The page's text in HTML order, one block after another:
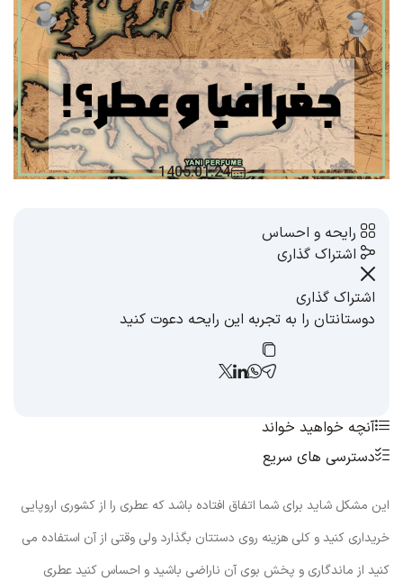
1405.01.24
رایحه و احساس
اشتراک گذاری
اشتراک گذاری
دوستانتان را به تجربه این رایحه دعوت کنید
آنچه خواهید خواند
دسترسی های سریع
این مشکل شاید برای شما اتفاق افتاده باشد که عطری را از کشوری اروپایی
خریداری کنید و کلی هزینه روی دستتان بگذارد ولی وقتی از آن استفاده می
کنید از ماندگاری و پخش بوی آن ناراضی باشید و احساس کنید عطری